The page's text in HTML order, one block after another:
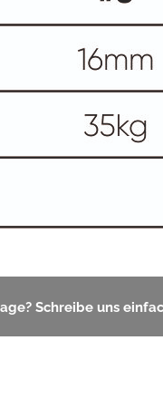
Schreibe uns